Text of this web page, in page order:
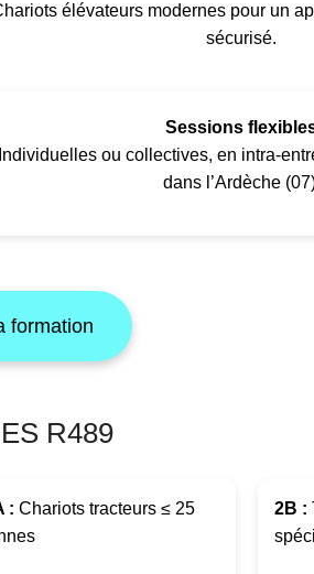
élévateurs modernes pour un
sécurisé.
Sessions
Individuelles ou collectives, en intra-
dans l’Ardèche
formation
R489
: Chariots tracteurs ≤ 25
2B :